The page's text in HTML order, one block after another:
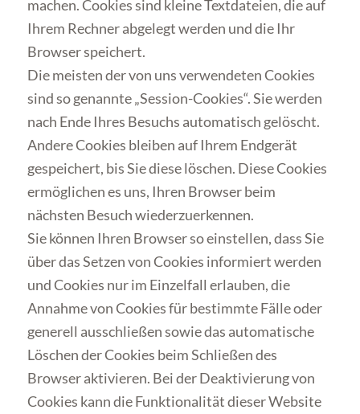
machen. Cookies sind kleine Textdateien, die auf
Ihrem Rechner abgelegt werden und die Ihr
Browser speichert.
Die meisten der von uns verwendeten Cookies
sind so genannte „Session-Cookies“. Sie werden
nach Ende Ihres Besuchs automatisch gelöscht.
Andere Cookies bleiben auf Ihrem Endgerät
gespeichert, bis Sie diese löschen. Diese Cookies
ermöglichen es uns, Ihren Browser beim
nächsten Besuch wiederzuerkennen.
Sie können Ihren Browser so einstellen, dass Sie
über das Setzen von Cookies informiert werden
und Cookies nur im Einzelfall erlauben, die
Annahme von Cookies für bestimmte Fälle oder
generell ausschließen sowie das automatische
Löschen der Cookies beim Schließen des
Browser aktivieren. Bei der Deaktivierung von
Cookies kann die Funktionalität dieser Website